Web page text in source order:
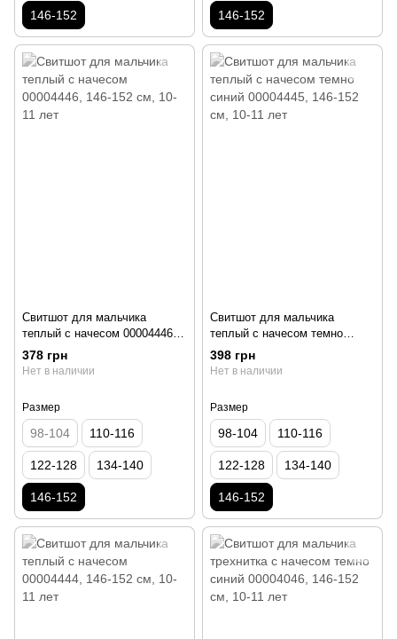
146-152 146-152
Свитшот для мальчика
теплый с начесом 00004446,
146-152 см, 10-11 лет
378 грн
Нет в наличии
Размер
98-104 110-116
122-128 134-140
146-152
Свитшот для мальчика
теплый с начесом темно
синий 00004445, 146-152 см,
10-11 лет
398 грн
Нет в наличии
Размер
98-104 110-116
122-128 134-140
146-152